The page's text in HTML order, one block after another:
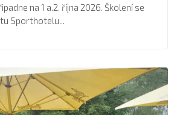
na 1 a.2. října 2026. Školení se
Sporthotelu...